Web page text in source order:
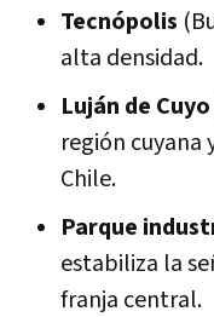
Tecnópolis
alta densidad.
Luján de Cuyo
región cuyana
Chile.
Parque
estabiliza la
franja central.